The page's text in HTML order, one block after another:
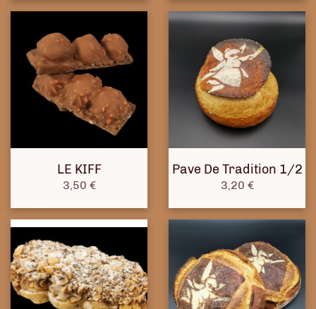
LE KIFF
Prix
3,50 €
Pave De Tradition 1/2
Prix
3,20 €